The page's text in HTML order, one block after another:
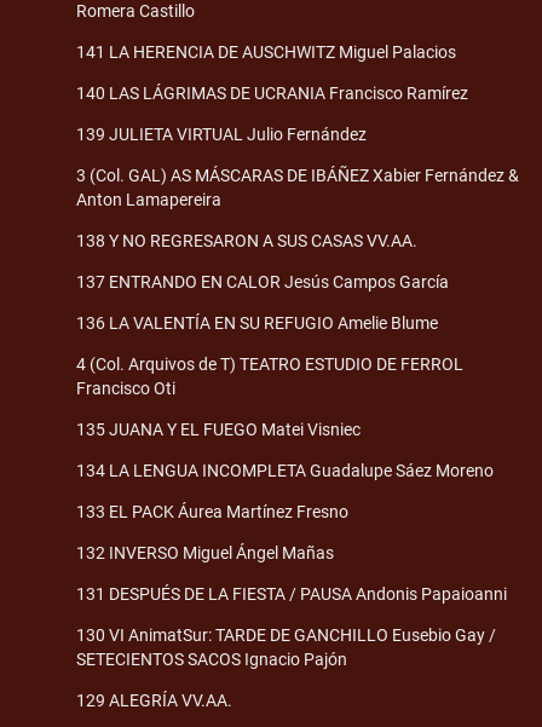
Romera Castillo
141 LA HERENCIA DE AUSCHWITZ Miguel Palacios
140 LAS LÁGRIMAS DE UCRANIA Francisco Ramírez
139 JULIETA VIRTUAL Julio Fernández
3 (Col. GAL) AS MÁSCARAS DE IBÁÑEZ Xabier Fernández &
Anton Lamapereira
138 Y NO REGRESARON A SUS CASAS VV.AA.
137 ENTRANDO EN CALOR Jesús Campos García
136 LA VALENTÍA EN SU REFUGIO Amelie Blume
4 (Col. Arquivos de T) TEATRO ESTUDIO DE FERROL
Francisco Oti
135 JUANA Y EL FUEGO Matei Visniec
134 LA LENGUA INCOMPLETA Guadalupe Sáez Moreno
133 EL PACK Áurea Martínez Fresno
132 INVERSO Miguel Ángel Mañas
131 DESPUÉS DE LA FIESTA / PAUSA Andonis Papaioanni
130 VI AnimatSur: TARDE DE GANCHILLO Eusebio Gay /
SETECIENTOS SACOS Ignacio Pajón
129 ALEGRÍA VV.AA.